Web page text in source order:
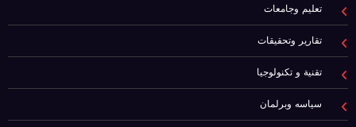
تعليم وجامعات
تقارير وتحقيقات
تقنية و تكنولوجيا
سياسه وبرلمان